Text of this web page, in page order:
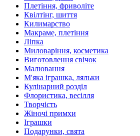
Плетіння, фриволіте
Квілтінг, шиття
Килимарство
Макраме, плетіння
Ліпка
Миловаріння, косметика
Виготовлення свічок
Малювання
М'яка іграшка, ляльки
Кулінарний розділ
Флористика, весілля
Творчість
Жіночі примхи
Іграшки
Подарунки, свята